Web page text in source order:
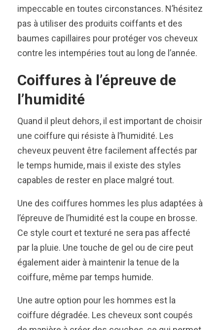
impeccable en toutes circonstances. N’hésitez
pas à utiliser des produits coiffants et des
baumes capillaires pour protéger vos cheveux
contre les intempéries tout au long de l’année.
Coiffures à l’épreuve de
l’humidité
Quand il pleut dehors, il est important de choisir
une coiffure qui résiste à l’humidité. Les
cheveux peuvent être facilement affectés par
le temps humide, mais il existe des styles
capables de rester en place malgré tout.
Une des coiffures hommes les plus adaptées à
l’épreuve de l’humidité est la coupe en brosse.
Ce style court et texturé ne sera pas affecté
par la pluie. Une touche de gel ou de cire peut
également aider à maintenir la tenue de la
coiffure, même par temps humide.
Une autre option pour les hommes est la
coiffure dégradée. Les cheveux sont coupés